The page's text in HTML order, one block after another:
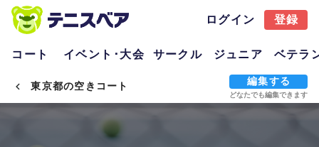
ログイン 登録
コート イベント･大会 サークル ジュニア ベテラ
東京都の空きコート 編集する
どなたでも編集できます